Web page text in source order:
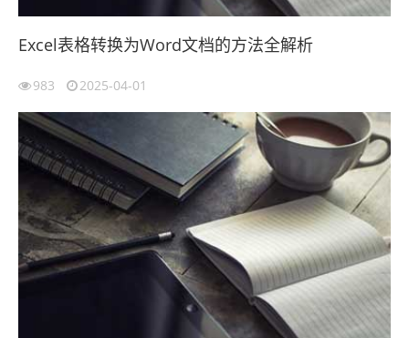
Excel表格转换为Word文档的方法全解析
983 2025-04-01